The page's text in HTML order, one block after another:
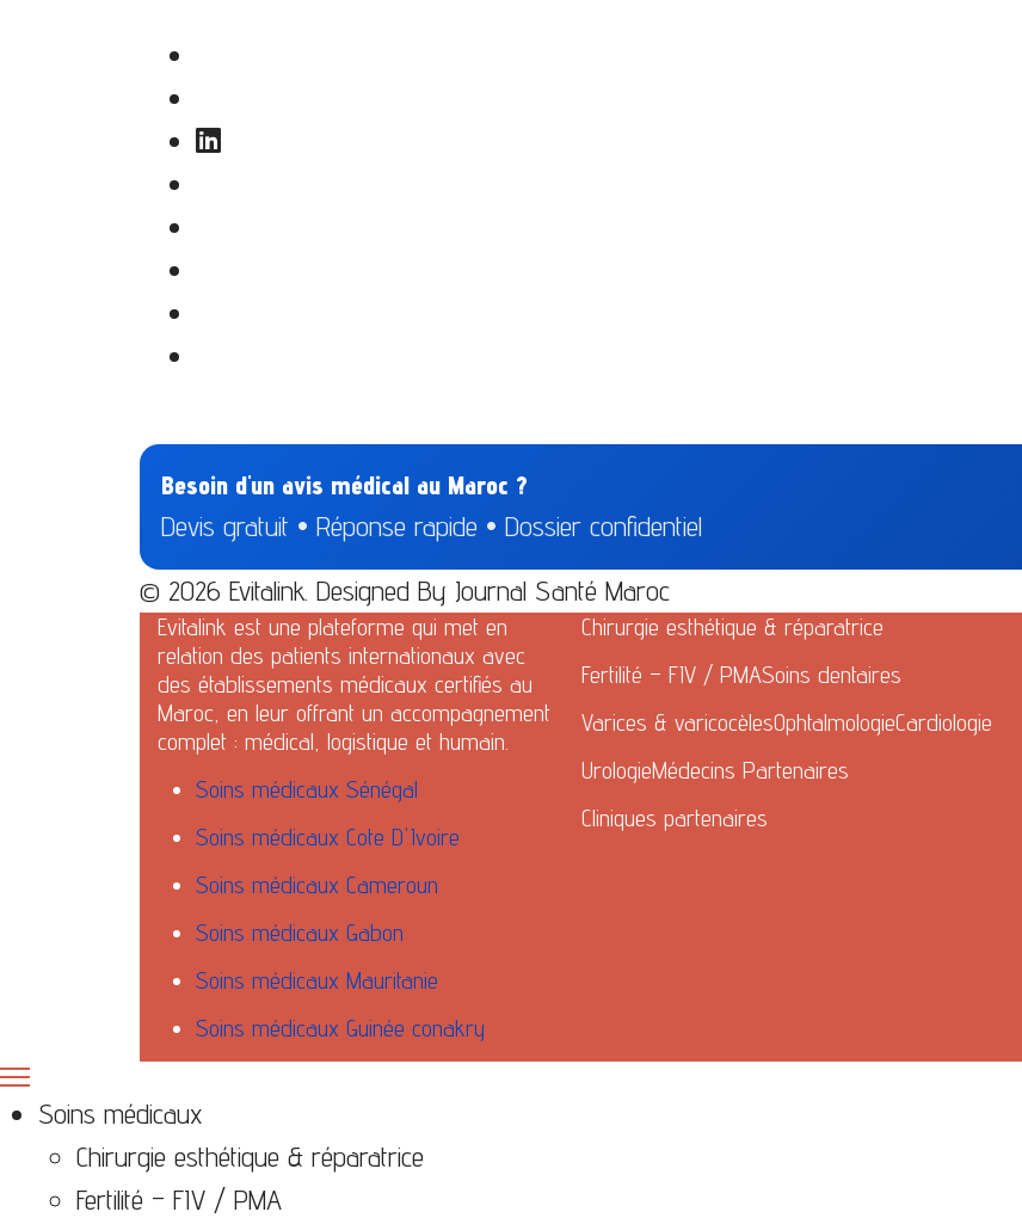
Besoin d'un avis médical au Maroc ?
Devis gratuit • Réponse rapide • Dossier confidentiel
© 2026 Evitalink. Designed By Journal Santé Maroc
Evitalink est une plateforme qui met en
relation des patients internationaux avec
des établissements médicaux certifiés au
Maroc, en leur offrant un accompagnement
complet : médical, logistique et humain.
Soins médicaux Sénégal
Soins médicaux Cote D'Ivoire
Soins médicaux Cameroun
Soins médicaux Gabon
Soins médicaux Mauritanie
Soins médicaux Guinée conakry
Chirurgie esthétique & réparatrice
Fertilité – FIV / PMASoins dentaires
Varices & varicocèlesOphtalmologieCardiologie
UrologieMédecins Partenaires
Cliniques partenaires
Soins médicaux
Chirurgie esthétique & réparatrice
Fertilité – FIV / PMA